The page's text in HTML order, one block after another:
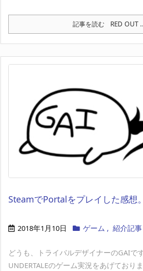
記事を読む RED OUT
SteamでPortalをプレイした感想。
2018年1月10日 ゲーム , 紹介記事
どうも、トライバルデザイナーのGAIで
UNDERTALEのゲーム実況をあげており